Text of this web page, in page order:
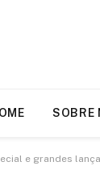
SOBRE
e grandes